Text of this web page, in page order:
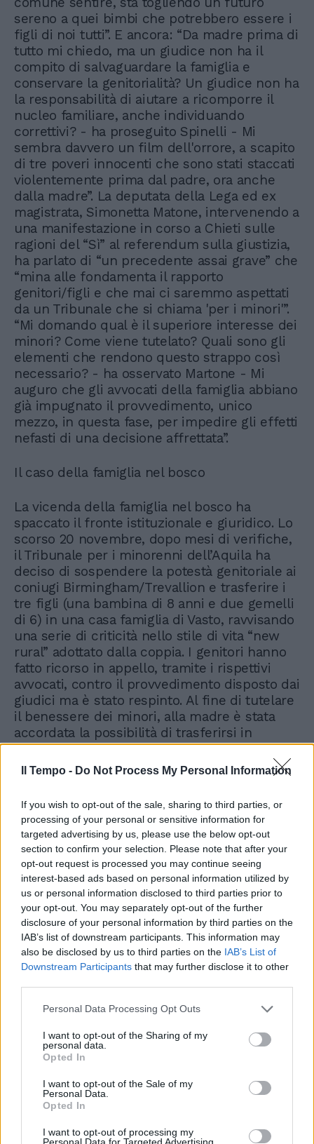
Il Tempo - Do Not Process My Personal Information
If you wish to opt-out of the sale, sharing to third parties, or
processing of your personal or sensitive information for
targeted advertising by us, please use the below opt-out
section to confirm your selection. Please note that after your
opt-out request is processed you may continue seeing
interest-based ads based on personal information utilized by
us or personal information disclosed to third parties prior to
your opt-out. You may separately opt-out of the further
disclosure of your personal information by third parties on the
IAB’s list of downstream participants. This information may
also be disclosed by us to third parties on the IAB’s List of
Downstream Participants that may further disclose it to other
Personal Data Processing Opt Outs
I want to opt-out of the Sharing of my
personal data.
Opted In
I want to opt-out of the Sale of my
Personal Data.
Opted In
I want to opt-out of processing my
Personal Data for Targeted Advertising.
sereno a quei bimbi che potrebbero essere i
figli di noi tutti”. E ancora: “Da madre prima di
tutto mi chiedo, ma un giudice non ha il
compito di salvaguardare la famiglia e
conservare la genitorialità? Un giudice non ha
la responsabilità di aiutare a ricomporre il
nucleo familiare, anche individuando
correttivi? - ha proseguito Spinelli - Mi
sembra davvero un film dell'orrore, a scapito
di tre poveri innocenti che sono stati staccati
violentemente prima dal padre, ora anche
dalla madre”. La deputata della Lega ed ex
magistrata, Simonetta Matone, intervenendo a
una manifestazione in corso a Chieti sulle
ragioni del “Sì” al referendum sulla giustizia,
ha parlato di “un precedente assai grave” che
“mina alle fondamenta il rapporto
genitori/figli e che mai ci saremmo aspettati
da un Tribunale che si chiama 'per i minori'”.
“Mi domando qual è il superiore interesse dei
minori? Come viene tutelato? Quali sono gli
elementi che rendono questo strappo così
necessario? - ha osservato Martone - Mi
auguro che gli avvocati della famiglia abbiano
già impugnato il provvedimento, unico
mezzo, in questa fase, per impedire gli effetti
nefasti di una decisione affrettata”.
Il caso della famiglia nel bosco
La vicenda della famiglia nel bosco ha
spaccato il fronte istituzionale e giuridico. Lo
scorso 20 novembre, dopo mesi di verifiche,
il Tribunale per i minorenni dell’Aquila ha
deciso di sospendere la potestà genitoriale ai
coniugi Birmingham/Trevallion e trasferire i
tre figli (una bambina di 8 anni e due gemelli
di 6) in una casa famiglia di Vasto, ravvisando
una serie di criticità nello stile di vita “new
rural” adottato dalla coppia. I genitori hanno
fatto ricorso in appello, tramite i rispettivi
avvocati, contro il provvedimento disposto dai
giudici ma è stato respinto. Al fine di tutelare
il benessere dei minori, alla madre è stata
accordata la possibilità di trasferirsi in
comunità con i figlioletti. Ad ogni modo, la
condotta “gravemente ostativa” della donna
avrebbe rischiato di compromettere il
percorso formativo e scolastico dei tre
fratellini. Da qui la decisione dei giudici,
comunicata ieri mattina, di allontanare
mamma Catherine dalla casa famiglia.
Secondo quanto emerge dall’ordinanza, la
45enne australiana potrà avere solo contatti a
distanza o incontri vigilati in uno spazio
neutro con i piccoli. Il padre, invece, che
viene descritto come una “figura
collaborativa”, potrà vederli più spesso. I
giudici hanno anche incaricato un tutore e
curatore speciale, Maria Luisa Palladino e
Marika Bolognese, nominati dal tribunale per i
tre bambini, le quali dovranno tutelare il